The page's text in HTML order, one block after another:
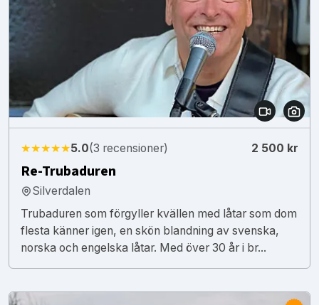
★★★★★5.0(3 recensioner) 2 500 kr
Re-Trubaduren
Silverdalen
Trubaduren som förgyller kvällen med låtar som dom
flesta känner igen, en skön blandning av svenska,
norska och engelska låtar. Med över 30 år i br...